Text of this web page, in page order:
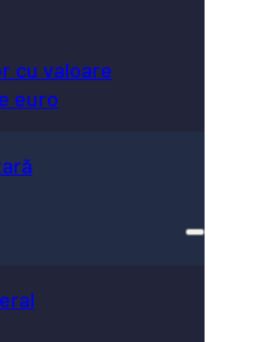
cu valoare
euro